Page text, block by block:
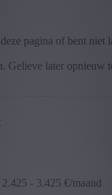
pagina of bent niet
Gelieve later opnieuw
2.425 - 3.425 €/maand